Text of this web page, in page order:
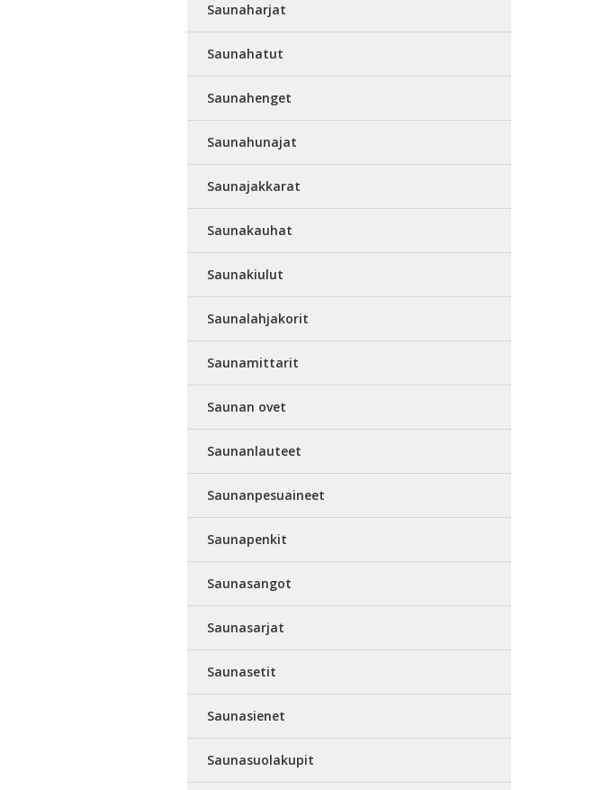
Saunaharjat
Saunahatut
Saunahenget
Saunahunajat
Saunajakkarat
Saunakauhat
Saunakiulut
Saunalahjakorit
Saunamittarit
Saunan ovet
Saunanlauteet
Saunanpesuaineet
Saunapenkit
Saunasangot
Saunasarjat
Saunasetit
Saunasienet
Saunasuolakupit